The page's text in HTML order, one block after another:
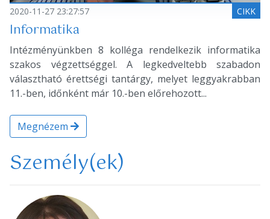
2020-11-27 23:27:57 CIKK
Informatika
Intézményünkben 8 kolléga rendelkezik informatika
szakos végzettséggel. A legkedveltebb szabadon
választható érettségi tantárgy, melyet leggyakrabban
11.-ben, időnként már 10.-ben előrehozott...
Megnézem
Személy(ek)